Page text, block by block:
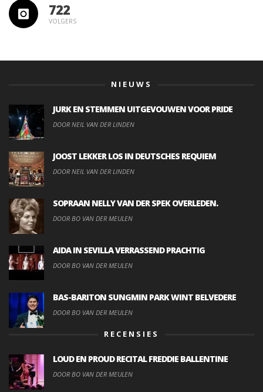
722
VOLGERS
NIEUWS
JURK EN STEMMEN UITGEVOUWEN VOOR PRIDE
DOOR NEIL VAN DER LINDEN
JOOST LEKKER LOS IN DEUTSCHES REQUIEM
DOOR NEIL VAN DER LINDEN
SOPRAAN NELLY VAN DER SPEK OVERLEDEN.
DOOR BO VAN DER MEULEN
AIDA IN SEVILLA VERRASSEND PRACHTIG
DOOR BO VAN DER MEULEN
BAS-BARITON SUNGMIN PARK WINT BELVEDERE
DOOR BO VAN DER MEULEN
RECENSIES
LOUD EN PROUD RECITAL FREDDIE BALLENTINE
DOOR BO VAN DER MEULEN